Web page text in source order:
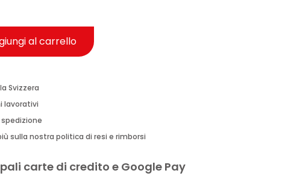
al carrello
Svizzera
lavorativi
sulla nostra politica di resi e rimborsi
carte di credito e Google Pay